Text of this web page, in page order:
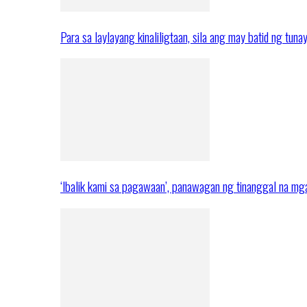
Para sa laylayang kinaliligtaan, sila ang may batid ng
‘Ibalik kami sa pagawaan’, panawagan ng tinanggal na